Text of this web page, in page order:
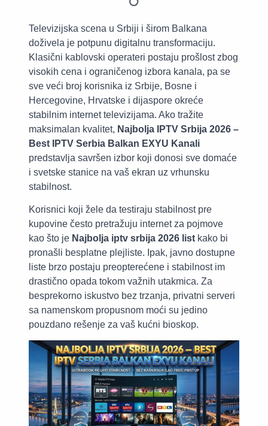
Televizijska scena u Srbiji i širom Balkana
doživela je potpunu digitalnu transformaciju.
Klasični kablovski operateri postaju prošlost zbog
visokih cena i ograničenog izbora kanala, pa se
sve veći broj korisnika iz Srbije, Bosne i
Hercegovine, Hrvatske i dijaspore okreće
stabilnim internet televizijama. Ako tražite
maksimalan kvalitet, Najbolja IPTV Srbija 2026 –
Best IPTV Serbia Balkan EXYU Kanali
predstavlja savršen izbor koji donosi sve domaće
i svetske stanice na vaš ekran uz vrhunsku
stabilnost.
Korisnici koji žele da testiraju stabilnost pre
kupovine često pretražuju internet za pojmove
kao što je Najbolja iptv srbija 2026 list kako bi
pronašli besplatne plejliste. Ipak, javno dostupne
liste brzo postaju preopterećene i stabilnost im
drastično opada tokom važnih utakmica. Za
besprekorno iskustvo bez trzanja, privatni serveri
sa namenskom propusnom moći su jedino
pouzdano rešenje za vaš kućni bioskop.